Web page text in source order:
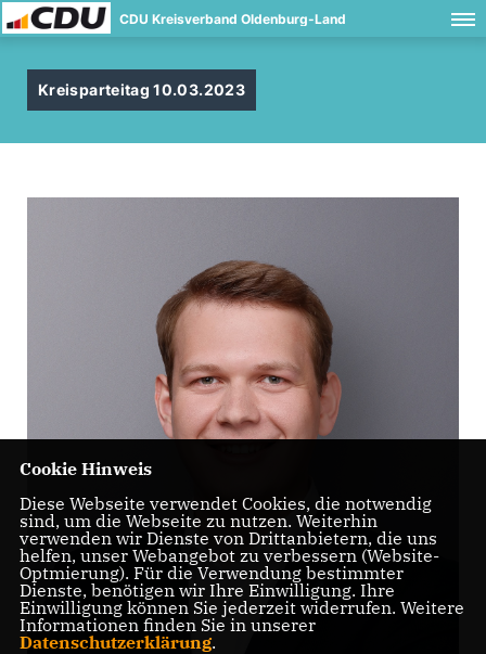
CDU Kreisverband Oldenburg-Land
Kreisparteitag 10.03.2023
Cookie Hinweis
Diese Webseite verwendet Cookies, die notwendig
sind, um die Webseite zu nutzen. Weiterhin
verwenden wir Dienste von Drittanbietern, die uns
helfen, unser Webangebot zu verbessern (Website-
Optmierung). Für die Verwendung bestimmter
Dienste, benötigen wir Ihre Einwilligung. Ihre
Einwilligung können Sie jederzeit widerrufen. Weitere
Informationen finden Sie in unserer
Datenschutzerklärung.